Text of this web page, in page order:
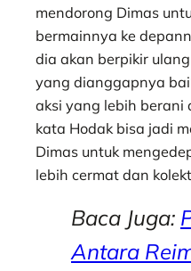
mendorong Dimas
bermainnya ke
dia akan berpikir
yang dianggapnya
aksi yang lebih berani
kata Hodak bisa jadi
Dimas untuk
lebih cermat dan
Baca Juga:
Antara